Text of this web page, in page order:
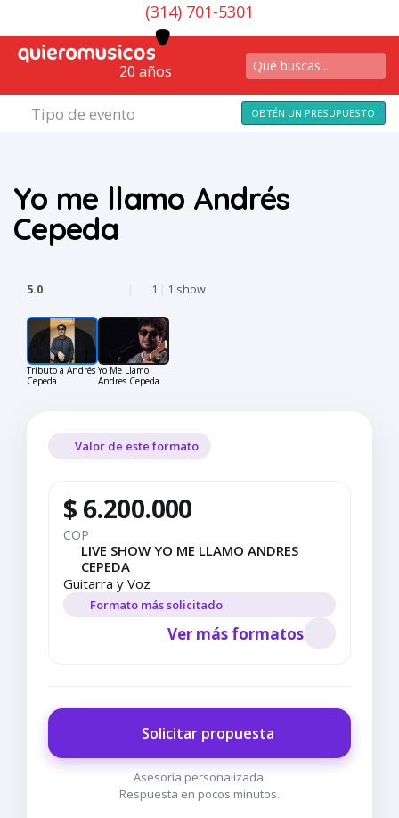
(314) 701-5301
20 años
Tipo de evento OBTÉN UN PRESUPUESTO
Yo me llamo Andrés
Cepeda
5.0 | 1 | 1 show
Tributo a Andrés
Cepeda
Yo Me Llamo
Andres Cepeda
Valor de este formato
$ 6.200.000
COP
LIVE SHOW YO ME LLAMO ANDRES
CEPEDA
Guitarra y Voz
Formato más solicitado
Ver más formatos
Solicitar propuesta
Asesoría personalizada.
Respuesta en pocos minutos.